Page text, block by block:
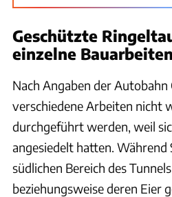
Geschützte
einzelne Bauarbeiten
Nach Angaben der
verschiedene Arbeiten nicht
durchgeführt werden, weil
angesiedelt hatten. Während
südlichen Bereich des
beziehungsweise deren Eier